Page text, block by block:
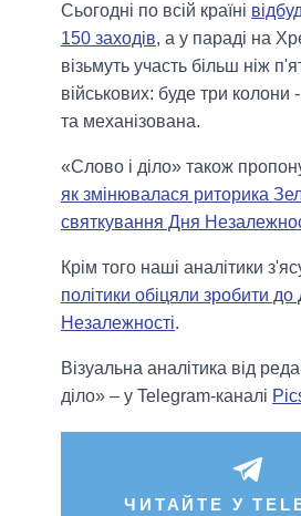
Сьогодні по всій країні
150 заходів, а у параді на
візьмуть участь більш ніж
військових: буде три колони
та механізована.
«Слово і діло» також
як змінювалася риторика
святкування Дня
Крім того наші аналітики
політики обіцяли зробити до
Незалежності.
Візуальна аналітика від
діло» – у Telegram-каналі
ЧИТАЙТЕ У